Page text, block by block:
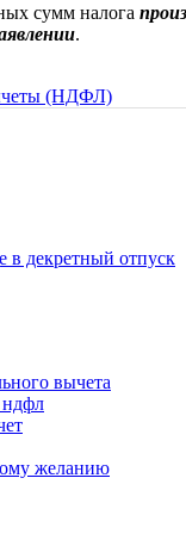
сумм налога
.
(НДФЛ)
в декретный отпуск
вычета
желанию